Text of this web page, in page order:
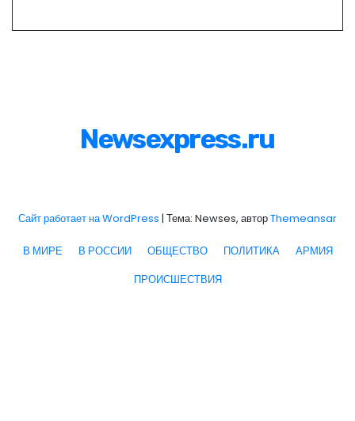
Newsexpress.ru
Сайт работает на WordPress | Тема: Newses, авторThemeansar
В МИРЕ В РОССИИ ОБЩЕСТВО ПОЛИТИКА
АРМИЯ
ПРОИСШЕСТВИЯ